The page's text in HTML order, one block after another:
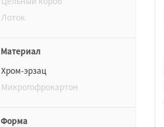
Лоток
Материал
Хром-эрзац
Микрогофрокартон
Форма